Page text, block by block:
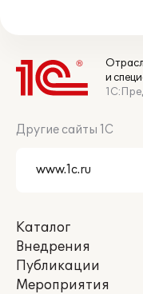
и
Другие сайты 1С
Каталог
Внедрения
Публикации
Мероприятия